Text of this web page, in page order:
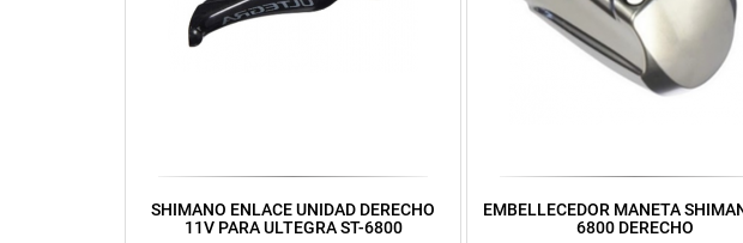
SHIMANO ENLACE UNIDAD DERECHO
11V PARA ULTEGRA ST-6800
EMBELLECEDOR MANETA
6800 DERECHO